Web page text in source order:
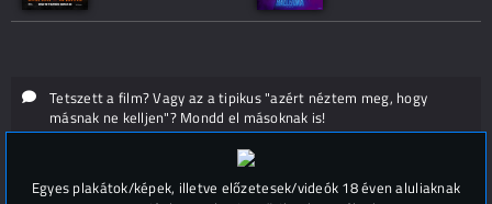
Tetszett a film? Vagy az a tipikus "azért néztem meg, hogy
másnak ne kelljen"? Mondd el másoknak is!
Hozzászólások (
Egyes plakátok/képek, illetve előzetesek/videók 18 éven aluliaknak